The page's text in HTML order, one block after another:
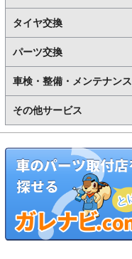
タイヤ交換
パーツ交換
車検・整備・メンテナンス
その他サービス